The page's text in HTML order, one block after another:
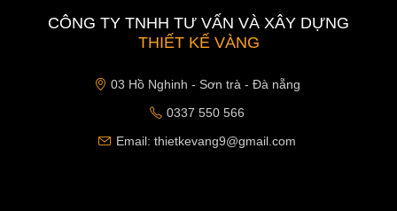
CÔNG TY TNHH TƯ VẤN VÀ XÂY DỰNG
THIẾT KẾ VÀNG
03 Hồ Nghinh - Sơn trà - Đà nẵng
0337 550 566
Email: thietkevang9@gmail.com